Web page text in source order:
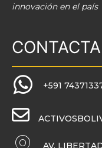
innovación en el país
+591